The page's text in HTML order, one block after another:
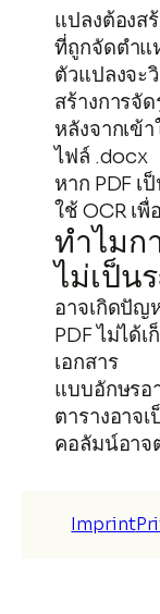
แปลงต้องส
ที่ถูกจัดตำแ
ตัวแปลงจะ
สร้างการจั
หลังจากเข้
ไฟล์ .docx
หาก PDF เ
ใช้ OCR เ
ทำไมก
ไม่เป็น
อาจเกิดปัญ
PDF ไม่ได้
เอกสาร
แบบอักษรอ
ตารางอาจ
คอลัมน์อาจ
Imprint